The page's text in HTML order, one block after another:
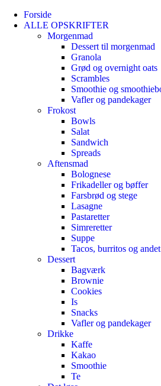
Forside
ALLE OPSKRIFTER
Morgenmad
Dessert til morgenmad
Granola
Grød og overnight oats
Scrambles
Smoothie og
Vafler og pandekager
Frokost
Bowls
Salat
Sandwich
Spreads
Aftensmad
Bolognese
Frikadeller og bøffer
Farsbrød og stege
Lasagne
Pastaretter
Simreretter
Suppe
Tacos, burritos og
Dessert
Bagværk
Brownie
Cookies
Is
Snacks
Vafler og pandekager
Drikke
Kaffe
Kakao
Smoothie
Te